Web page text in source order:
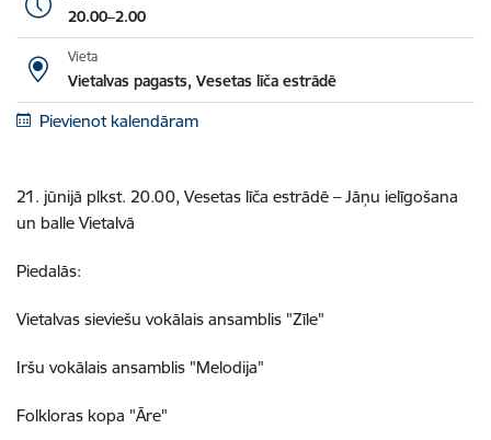
20.00–2.00
Vieta
Vietalvas pagasts, Vesetas līča estrādē
Pievienot kalendāram
21. jūnijā plkst. 20.00, Vesetas līča estrādē – Jāņu ielīgošana
un balle Vietalvā
Piedalās:
Vietalvas sieviešu vokālais ansamblis "Zīle"
Iršu vokālais ansamblis "Melodija"
Folkloras kopa "Āre"